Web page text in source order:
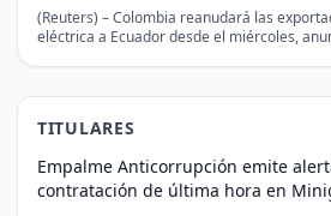
(Reuters) – Colombia reanudará las
eléctrica a Ecuador desde el miércoles,
TITULARES
Empalme Anticorrupción emite
contratación de última hora en